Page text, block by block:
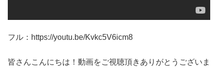
フル：https://youtu.be/Kvkc5V6icm8
皆さんこんにちは！動画をご視聴頂きありがとうございま